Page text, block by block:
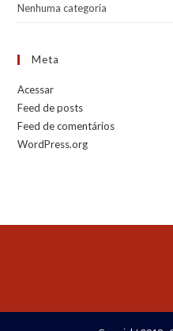
Nenhuma categoria
Meta
Acessar
Feed de posts
Feed de comentários
WordPress.org